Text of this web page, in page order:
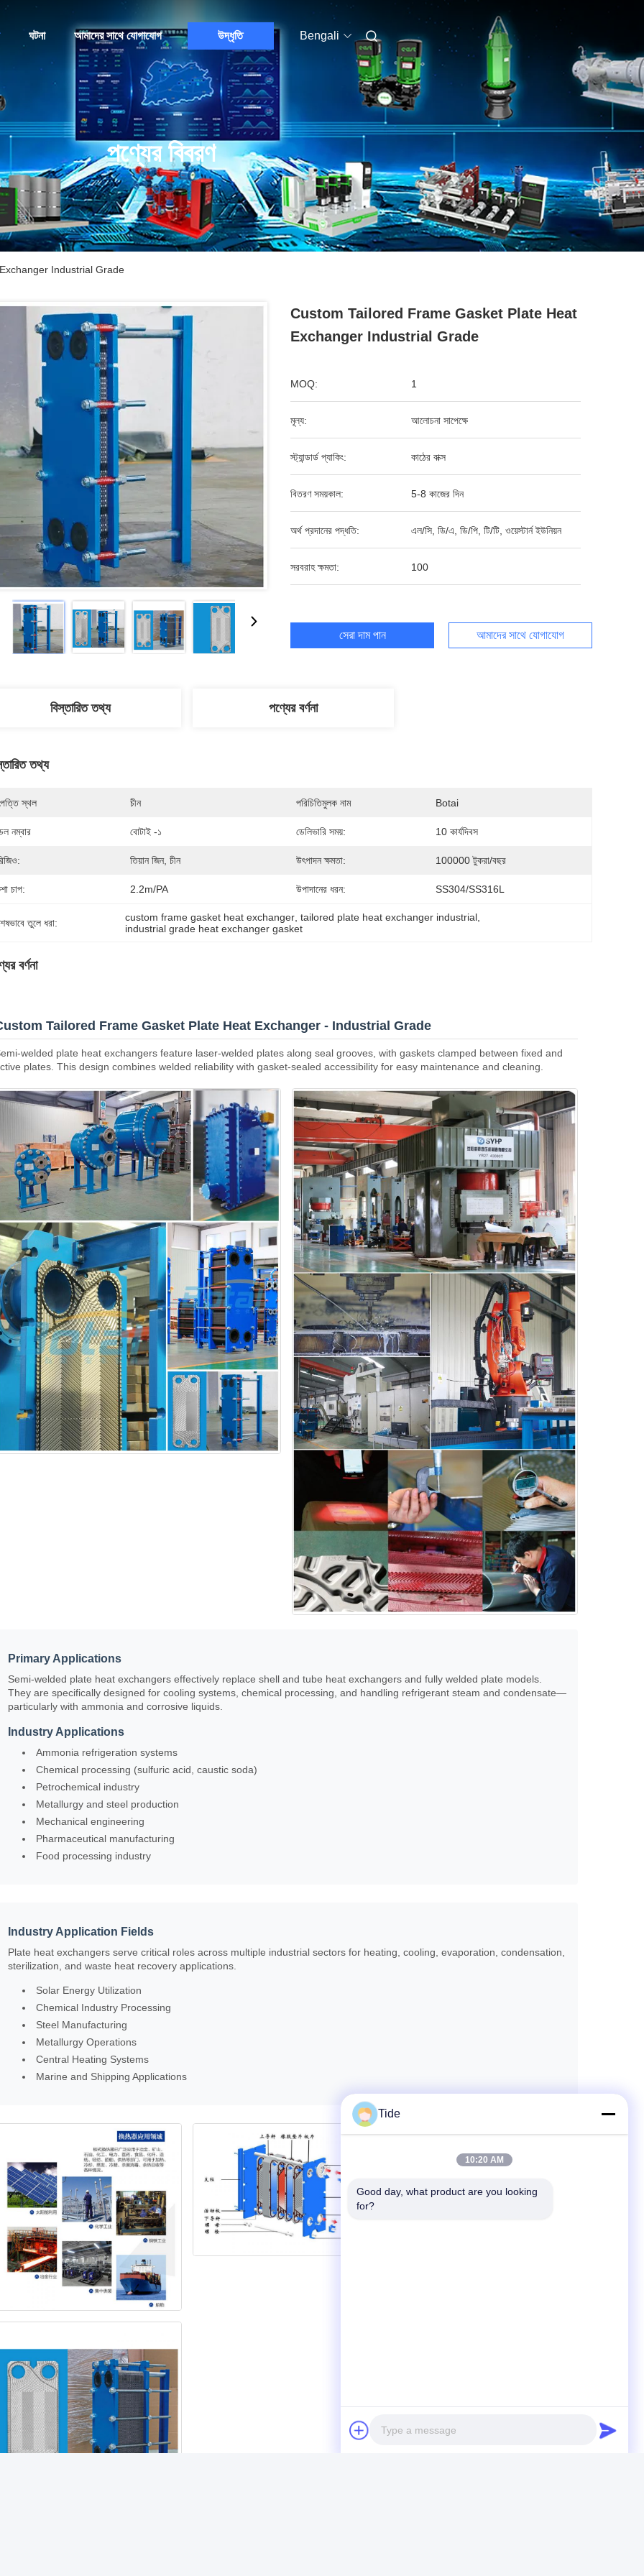
ঘটনা আমাদের সাথে যোগাযোগ উদ্ধৃতি Bengali
পণ্যের বিবরণ
Industrial Grade
Custom Tailored Frame Gasket Plate Heat
Exchanger Industrial Grade
MOQ: 1
মূল্য: আলোচনা সাপেক্ষে
স্ট্যান্ডার্ড প্যাকিং: কাঠের বাক্স
বিতরণ সময়কাল: 5-8 কাজের দিন
অর্থ প্রদানের পদ্ধতি: এল/সি, ডি/এ, ডি/পি, টি/টি, ওয়েস্টার্ন ইউনিয়ন
সরবরাহ ক্ষমতা: 100
সেরা দাম পান আমাদের সাথে যোগাযোগ
বিস্তারিত তথ্য পণ্যের বর্ণনা
তথ্য
স্থল চীন পরিচিতিমুলক নাম Botai
নম্বার বোটাই -১ ডেলিভারি সময়: 10 কার্যদিবস
তিয়ান জিন, চীন উৎপাদন ক্ষমতা: 100000 টুকরা/বছর
চাপ: 2.2m/PA উপাদানের ধরন: SS304/SS316L
তুলে ধরা: custom frame gasket heat exchanger , tailored plate heat exchanger industrial
industrial grade heat exchanger gasket
বর্ণনা
Tailored Frame Gasket Plate Heat Exchanger - Industrial Grade
welded plate heat exchangers feature laser-welded plates along seal grooves, with gaskets clamped between fixed and
plates. This design combines welded reliability with gasket-sealed accessibility for easy maintenance and cleaning.
Primary Applications
Semi-welded plate heat exchangers effectively replace shell and tube heat exchangers and fully welded plate models.
They are specifically designed for cooling systems, chemical processing, and handling refrigerant steam and condensate—
particularly with ammonia and corrosive liquids.
Industry Applications
Ammonia refrigeration systems
Chemical processing (sulfuric acid, caustic soda)
Petrochemical industry
Metallurgy and steel production
Mechanical engineering
Pharmaceutical manufacturing
Food processing industry
Industry Application Fields
Plate heat exchangers serve critical roles across multiple industrial sectors for heating, cooling, evaporation, condensation,
sterilization, and waste heat recovery applications.
Solar Energy Utilization
Chemical Industry Processing
Steel Manufacturing
Metallurgy Operations
Central Heating Systems
Marine and Shipping Applications
Tide
10:20 AM
Good day, what product are you looking
for?